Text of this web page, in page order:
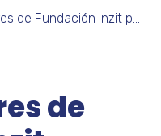
en curso sobre determinación de estado trófico en aguas en Colombia
de